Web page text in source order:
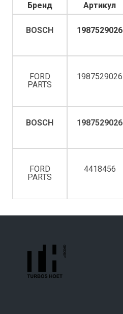
Бренд Артикул
BOSCH 1987529026
FORD
PARTS
1987529026
BOSCH 1987529026
FORD
PARTS
4418456